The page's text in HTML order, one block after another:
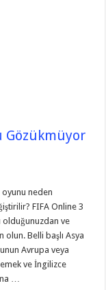
Gözükmüyor
oyunu neden
FIFA Online 3
olduğunuzdan ve
olun. Belli başlı Asya
Avrupa veya
ve İngilizce
…